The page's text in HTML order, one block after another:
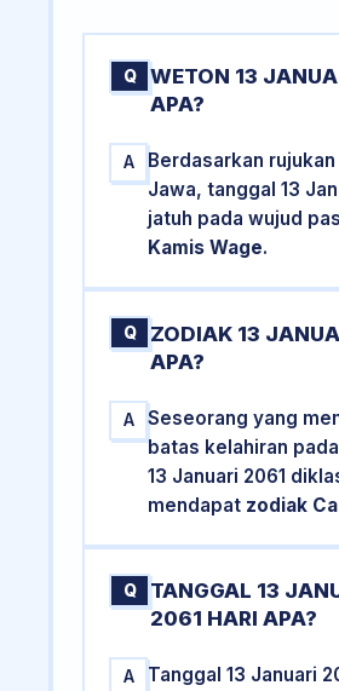
Q
WETON 13
APA?
A
Berdasarkan
Jawa, tanggal 13
jatuh pada wujud
Kamis Wage.
Q
ZODIAK 13
APA?
A
Seseorang yang
batas kelahiran
13 Januari 2061
mendapat zodiak
Q
TANGGAL 13
2061 HARI APA?
A
Tanggal 13 Januari